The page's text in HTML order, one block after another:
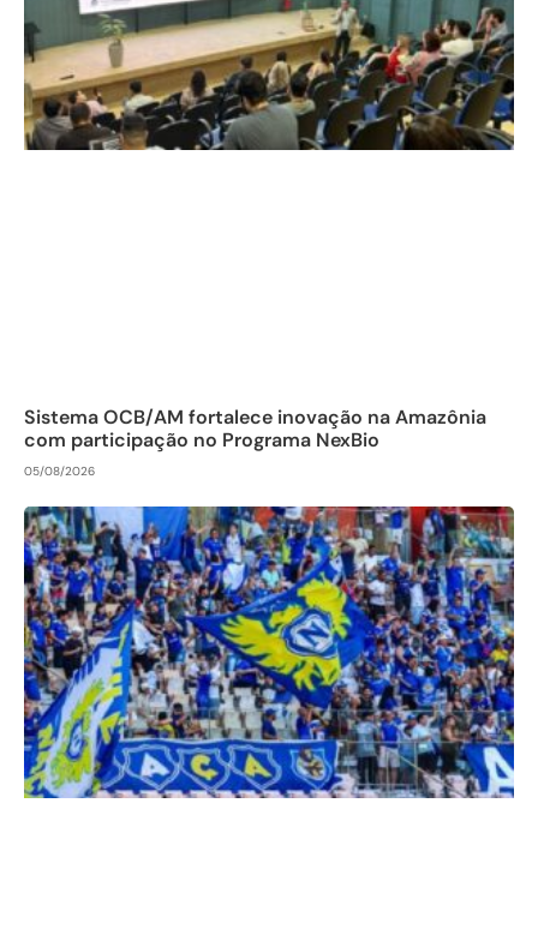
Sistema OCB/AM fortalece inovação na Amazônia
com participação no Programa NexBio
05/08/2026